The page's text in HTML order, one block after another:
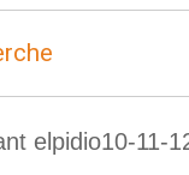
elpidio10-11-